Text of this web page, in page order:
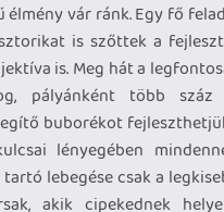
élmény vár ránk. Egy fő
is szőttek a
is. Meg hát a
pályánként több száz
buborékot
lényegében
lebegése csak a
akik cipekednek